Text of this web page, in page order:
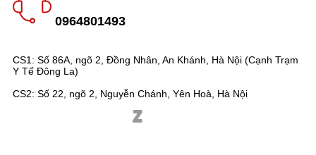
CS1: Số 86A, ngõ 2, Đồng Nhân, An Khánh, Hà Nội (Cạnh Trạm
Y Tế Đông La)
CS2: Số 22, ngõ 2, Nguyễn Chánh, Yên Hoà, Hà Nội
0964801493